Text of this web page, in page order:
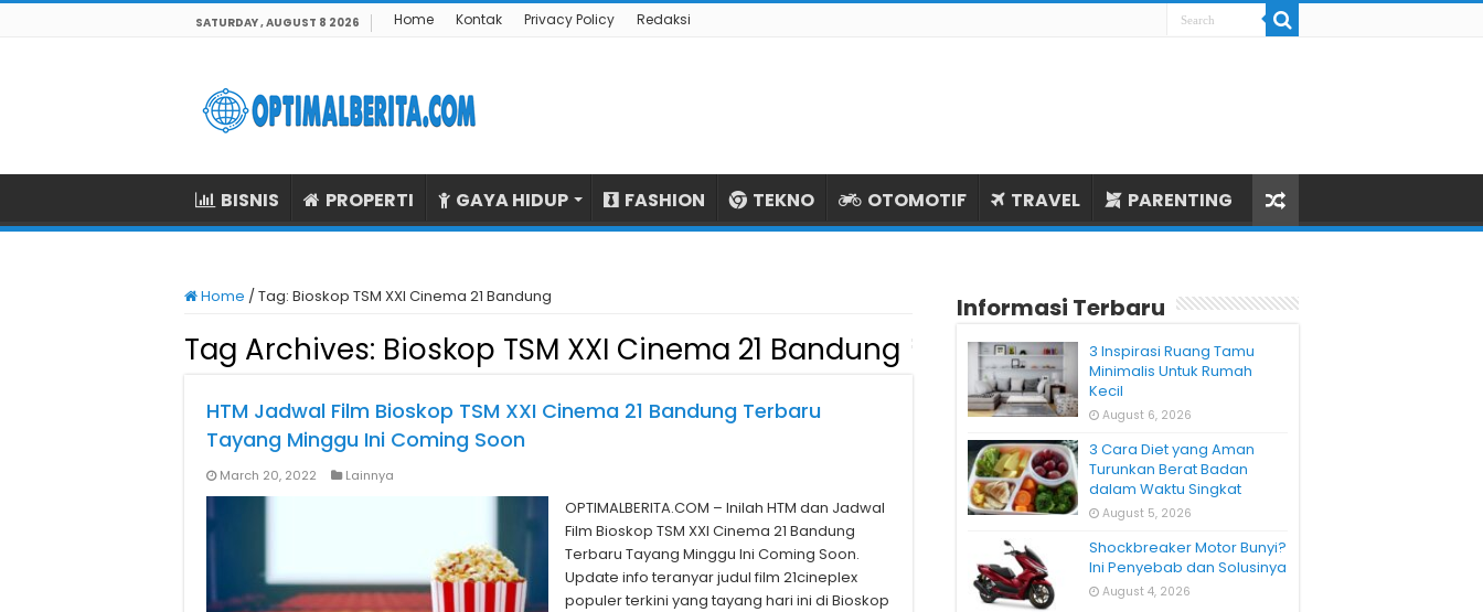
SATURDAY , AUGUST 8 2026 Home Kontak Privacy Policy Redaksi
BISNIS PROPERTI GAYA HIDUP FASHION TEKNO OTOMOTIF TRAVEL PARENTING
Home /Tag: Bioskop TSM XXI Cinema 21 Bandung
Tag Archives: Bioskop TSM XXI Cinema 21 Bandung
HTM Jadwal Film Bioskop TSM XXI Cinema 21 Bandung Terbaru
Tayang Minggu Ini Coming Soon
March 20, 2022 Lainnya
OPTIMALBERITA.COM – Inilah HTM dan Jadwal
Film Bioskop TSM XXI Cinema 21 Bandung
Terbaru Tayang Minggu Ini Coming Soon.
Update info teranyar judul film 21cineplex
populer terkini yang tayang hari ini di Bioskop
Informasi Terbaru
3 Inspirasi Ruang Tamu
Minimalis Untuk Rumah
Kecil
August 6, 2026
3 Cara Diet yang Aman
Turunkan Berat Badan
dalam Waktu Singkat
August 5, 2026
Shockbreaker Motor Bunyi?
Ini Penyebab dan Solusinya
August 4, 2026